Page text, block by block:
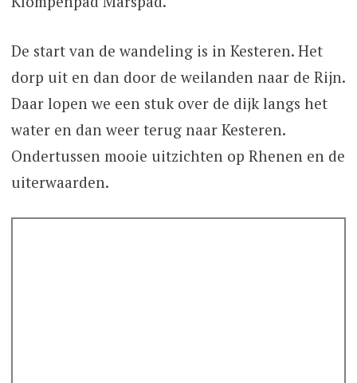
De start van de wandeling is in Kesteren. Het
dorp uit en dan door de weilanden naar de Rijn.
Daar lopen we een stuk over de dijk langs het
water en dan weer terug naar Kesteren.
Ondertussen mooie uitzichten op Rhenen en de
uiterwaarden.